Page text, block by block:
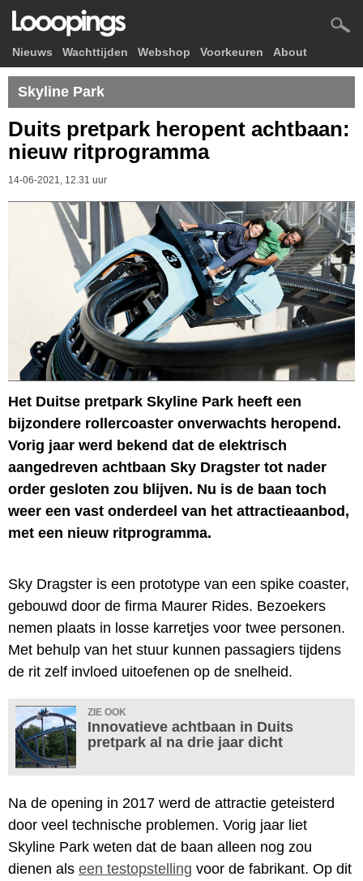
Nieuws Wachttijden Webshop Voorkeuren About
Skyline Park
Duits pretpark heropent achtbaan:
nieuw ritprogramma
14-06-2021, 12.31 uur
Het Duitse pretpark Skyline Park heeft een
bijzondere rollercoaster onverwachts heropend.
Vorig jaar werd bekend dat de elektrisch
aangedreven achtbaan Sky Dragster tot nader
order gesloten zou blijven. Nu is de baan toch
weer een vast onderdeel van het attractieaanbod,
met een nieuw ritprogramma.
Sky Dragster is een prototype van een spike coaster,
gebouwd door de firma Maurer Rides. Bezoekers
nemen plaats in losse karretjes voor twee personen.
Met behulp van het stuur kunnen passagiers tijdens
de rit zelf invloed uitoefenen op de snelheid.
ZIE OOK
Innovatieve achtbaan in Duits
pretpark al na drie jaar dicht
Na de opening in 2017 werd de attractie geteisterd
door veel technische problemen. Vorig jaar liet
Skyline Park weten dat de baan alleen nog zou
dienen als een testopstelling voor de fabrikant. Op dit